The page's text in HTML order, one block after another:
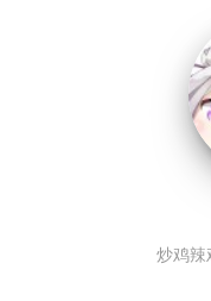
炒鸡辣